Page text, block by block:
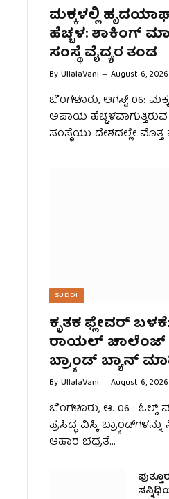
ಮಕ್ಕಳಲ್ಲಿ
ಹೆಚ್ಚಳ: ಶಾಕಿಂಗ್​​
ಸಂಸ್ಥೆ ವೈದ್ಯರ ತಂಡ
ByUllalaVani August 6, 2026
ಬೆಂಗಳೂರು, ಆಗಸ್ಟ್​ 06:
ಅಪಾಯ ಹೆಚ್ಚಳವಾಗುತ್ತಿರುವ
ಸಂಸ್ಥೆಯು ದೇಶದಲ್ಲೇ
SUDDI
ಕೃತಕ ಫ್ಲೇವರ್
ರಾಯಲ್ ಚಾಲೆಂಜ್
ಬ್ರ‍್ಯಾಂಡ್ ಬ್ಯಾನ್
ByUllalaVani August 6, 2026
ಬೆಂಗಳೂರು, ಆ. 06 :
ಪ್ರಸಿದ್ಧ ವಿಸ್ಕಿ
ಆಹಾರ ಭದ್ರತೆ…